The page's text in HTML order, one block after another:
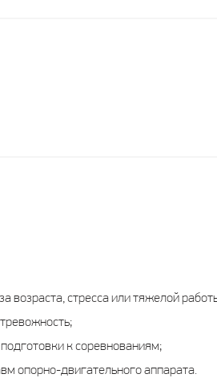
возраста, стресса или тяжелой
к соревнованиям;
опорно-двигательного аппарата.